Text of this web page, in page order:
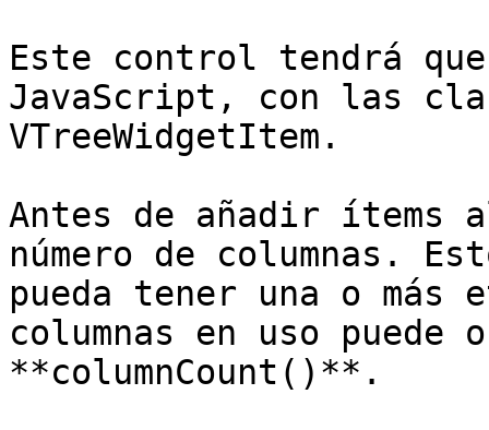
Este control tendrá
JavaScript, con las
VTreeWidgetItem.
Antes de añadir
número de columnas.
pueda tener una o más
columnas en uso
**columnCount()**.